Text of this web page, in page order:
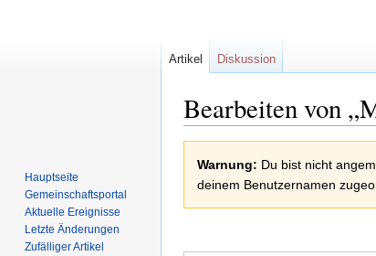
Bearbeiten von
Navigation
springen
Suche
springen
Warnung: Du bist nicht
deinem Benutzernamen
Artikel Diskussion
Hauptseite
Gemeinschafts­portal
Aktuelle Ereignisse
Letzte Änderungen
Zufälliger Artikel